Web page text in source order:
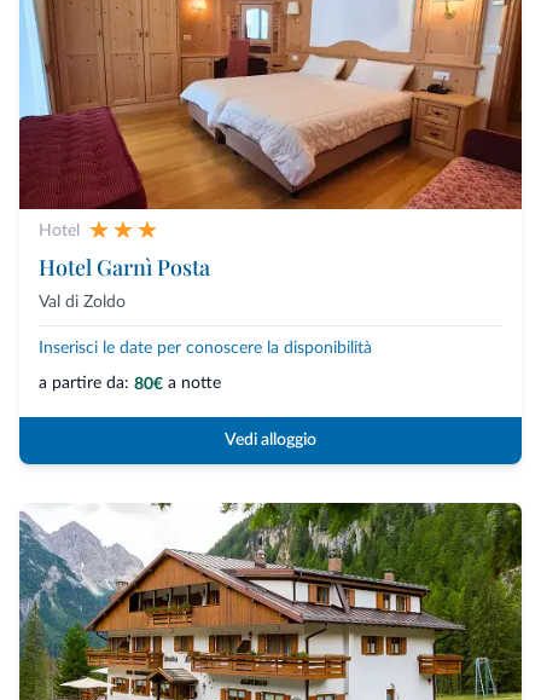
Hotel
Hotel Garnì Posta
Val di Zoldo
Inserisci le date per conoscere la disponibilità
a partire da: 80€ a notte
Vedi alloggio